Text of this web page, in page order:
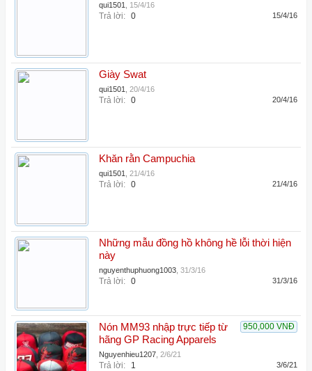
qui1501 15/4/16
Trả lời: 0 15/4/16
Giày Swat
qui1501 20/4/16
Trả lời: 0 20/4/16
Khăn rằn Campuchia
qui1501 21/4/16
Trả lời: 0 21/4/16
Những mẫu đồng hồ không hề lỗi thời hiện
này
nguyenthuphuong1003 31/3/16
Trả lời: 0 31/3/16
950,000 VNĐ
Nón MM93 nhập trực tiếp từ
hãng GP Racing Apparels
Nguyenhieu1207 2/6/21
Trả lời: 1 3/6/21